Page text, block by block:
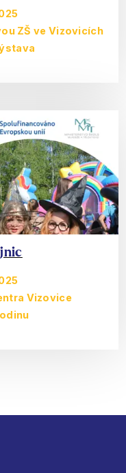
ZŠ ve Vizovicích
Vizovice